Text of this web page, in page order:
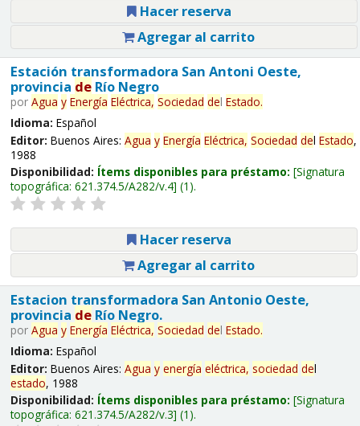
Hacer reserva
Agregar al carrito
Estación transformadora San Antoni Oeste,
provincia deRío Negro
por Agua y Energía Eléctrica, Sociedad del Estado.
Idioma: Español
Editor: Buenos Aires: Agua y Energía Eléctrica, Sociedad del Estado,
1988
Disponibilidad: Ítems disponibles para préstamo: Signatura
topográfica: 621.374.5/A282/v.4 (1).
Hacer reserva
Agregar al carrito
Estacion transformadora San Antonio Oeste,
provincia deRío Negro.
por Agua y Energía Eléctrica, Sociedad del Estado.
Idioma: Español
Editor: Buenos Aires: Agua y energía eléctrica, sociedad del
estado, 1988
Disponibilidad: Ítems disponibles para préstamo: Signatura
topográfica: 621.374.5/A282/v.3 (1).